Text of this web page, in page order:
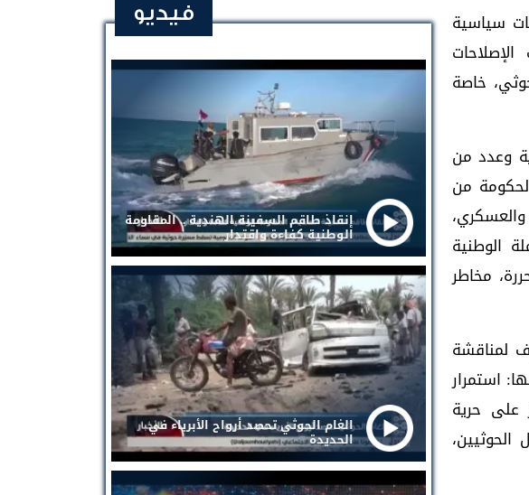
سياسية
خاصة
وعدد من
من
الوطنية
مخاطر
لمناقشة
استمرار
على حرية
فيديو
إنقاذ طاقم السفينة الهندية .. المقاومة
الوطنية كفاءة واقتدار
الغام الحوثي تحصد أرواح الأبرياء في
الحديدة